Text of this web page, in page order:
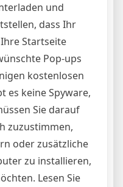
und
dass Ihr
Startseite
Pop-ups
kostenlosen
es keine Spyware,
Sie darauf
zuzustimmen,
oder zusätzliche
zu installieren,
Lesen Sie